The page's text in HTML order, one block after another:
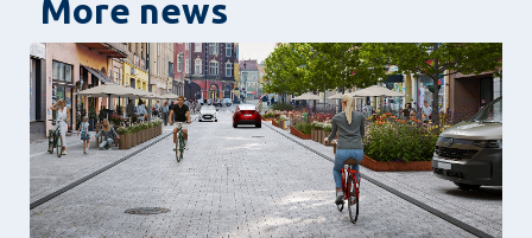
More news